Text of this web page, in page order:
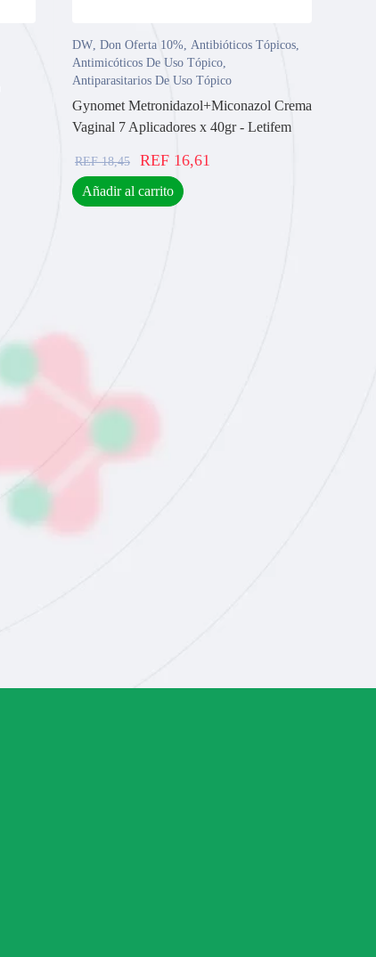
DW, Don Oferta 10%, Antibióticos Tópicos,
Antimicóticos De Uso Tópico,
Antiparasitarios De Uso Tópico
Gynomet Metronidazol+Miconazol Crema
Vaginal 7 Aplicadores x 40gr - Letifem
REF18,45 REF 16,61
Añadir al carrito